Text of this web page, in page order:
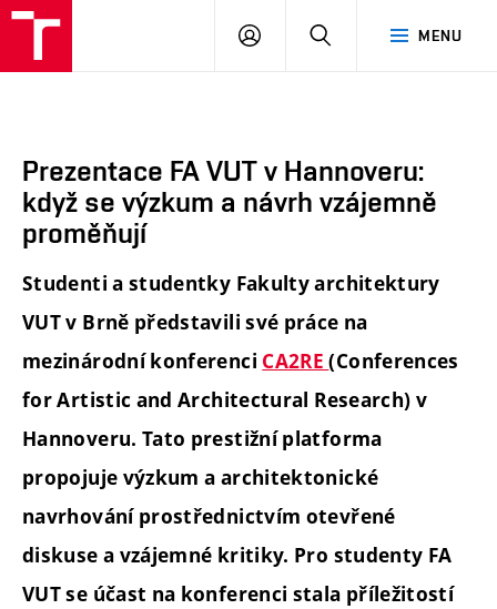
MENU
PŘIHLÁSIT
Prezentace FA VUT v Hannoveru:
když se výzkum a návrh vzájemně
proměňují
Studenti a studentky Fakulty architektury
VUT v Brně představili své práce na
mezinárodní konferenci CA2RE(Conferences
for Artistic and Architectural Research) v
Hannoveru. Tato prestižní platforma
propojuje výzkum a architektonické
navrhování prostřednictvím otevřené
diskuse a vzájemné kritiky. Pro studenty FA
VUT se účast na konferenci stala příležitostí